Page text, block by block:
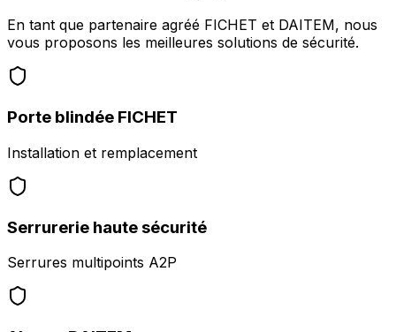
En tant que partenaire agréé FICHET et DAITEM, nous
vous proposons les meilleures solutions de sécurité.
Porte blindée FICHET
Installation et remplacement
Serrurerie haute sécurité
Serrures multipoints A2P